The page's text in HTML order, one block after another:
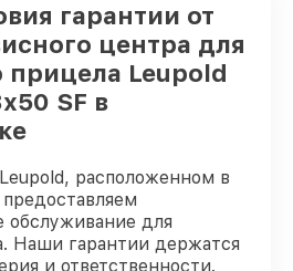
гарантии от
центра для
прицела Leupold
SF в
расположенном в
обслуживание для
Наши гарантии держатся
и ответственности.